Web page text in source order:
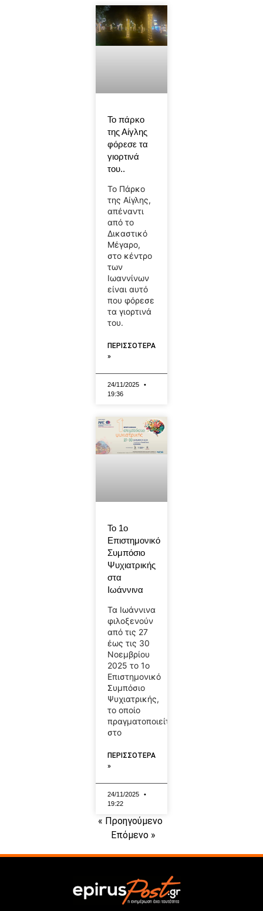
Το πάρκο
της Αίγλης
φόρεσε τα
γιορτινά
του..
Το Πάρκο
της Αίγλης,
απέναντι
από το
Δικαστικό
Μέγαρο,
στο κέντρο
των
Ιωαννίνων
είναι αυτό
που φόρεσε
τα γιορτινά
του.
ΠΕΡΙΣΣΟΤΕΡΑ
»
24/11/2025
19:36
To 1ο
Επιστημονικό
Συμπόσιο
Ψυχιατρικής
στα
Ιωάννινα
Τα Ιωάννινα
φιλοξενούν
από τις 27
έως τις 30
Νοεμβρίου
2025 το 1ο
Επιστημονικό
Συμπόσιο
Ψυχιατρικής,
το οποίο
πραγματοποιείται
στο
ΠΕΡΙΣΣΟΤΕΡΑ
»
24/11/2025
19:22
« Προηγούμενο
Επόμενο »